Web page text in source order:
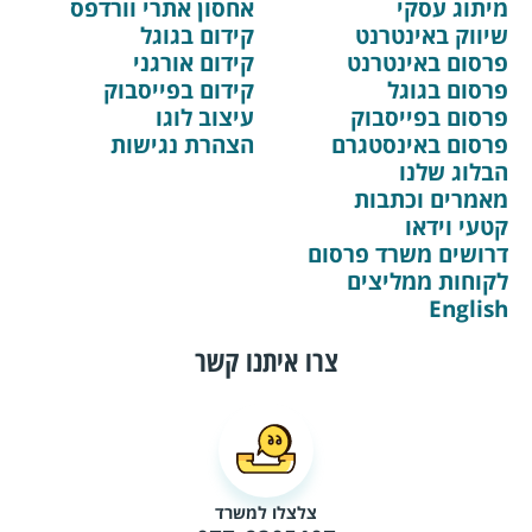
מיתוג עסקי
שיווק באינטרנט
פרסום באינטרנט
פרסום בגוגל
פרסום בפייסבוק
פרסום באינסטגרם
הבלוג שלנו
מאמרים וכתבות
קטעי וידאו
דרושים משרד פרסום
לקוחות ממליצים
English
אחסון אתרי וורדפס
קידום בגוגל
קידום אורגני
קידום בפייסבוק
עיצוב לוגו
הצהרת נגישות
צרו איתנו קשר
צלצלו למשרד